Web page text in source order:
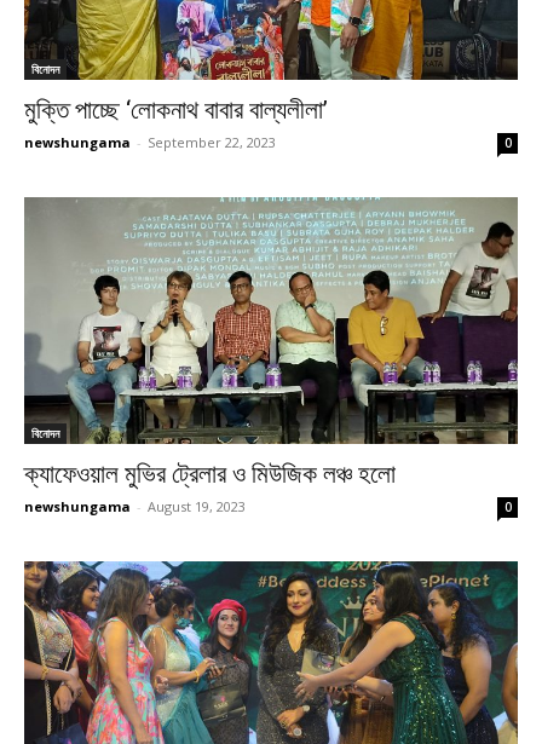
বিনোদন
মুক্তি পাচ্ছে ‘লোকনাথ বাবার বাল্যলীলা’
newshungama - September 22, 2023 0
বিনোদন
ক্যাফেওয়াল মুভির ট্রেলার ও মিউজিক লঞ্চ হলো
newshungama - August 19, 2023 0